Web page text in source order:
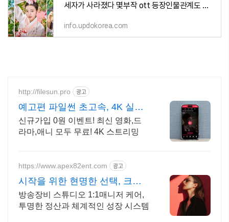
세자가 사라졌다 몇부작 ott 등장인물관계도 출연진 수호 및 줄거리
info.updokorea.com
http://filesun.pro 광고
예고편 파일썬 초고속, 4K 실시
간 보기!
신규가입 0원 이벤트! 최신 영화,드
라마,애니 모두 무료! 4K 스트리밍
https://www.apex82ent.com 광고
시작을 위한 현명한 선택, 크리
에이터, BJ 상시 모집
방송장비 스튜디오 1:1매니저 케어,
투명한 정산과 체계적인 성장 시스템